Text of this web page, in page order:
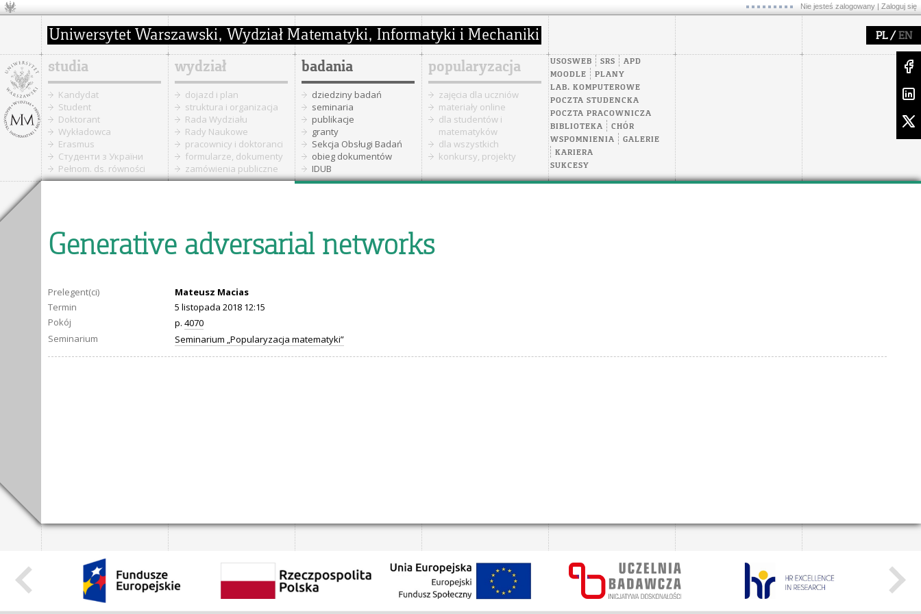
Nie jesteś zalogowany | Zaloguj się
PL/ EN
studia
Kandydat
Student
Doktorant
Wykładowca
Erasmus
Cтуденти з України
Pełnom. ds. równości
wydział
dojazd i plan
struktura i organizacja
Rada Wydziału
Rady Naukowe
pracownicy i doktoranci
formularze, dokumenty
zamówienia publiczne
badania
dziedziny badań
seminaria
publikacje
granty
Sekcja Obsługi Badań
obieg dokumentów
IDUB
popularyzacja
zajęcia dla uczniów
materiały online
dla studentów i
matematyków
dla wszystkich
konkursy, projekty
USOSWEB SRS
APD
MOODLE
PLANY
LAB. KOMPUTEROWE
POCZTA STUDENCKA
POCZTA PRACOWNICZA
BIBLIOTEKA
CHÓR
WSPOMNIENIA
GALERIE
KARIERA
SUKCESY
Generative adversarial networks
Prelegent(ci)
Mateusz Macias
Termin
5 listopada 2018 12:15
Pokój
p. 4070
Seminarium
Seminarium „Popularyzacja matematyki”